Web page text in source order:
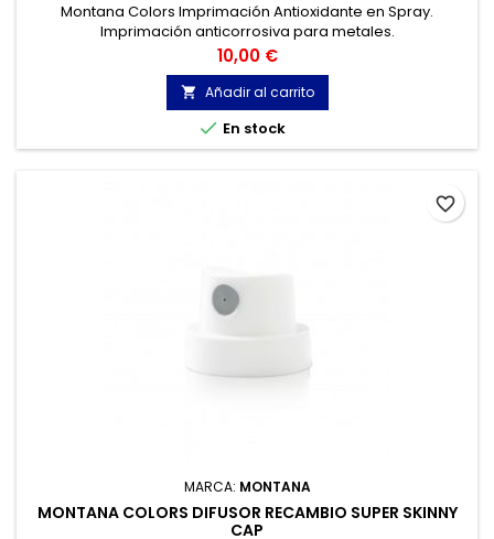
Montana Colors Imprimación Antioxidante en Spray.
Imprimación anticorrosiva para metales.
Precio
10,00 €
 Añadir al carrito
 En stock
MARCA: MONTANA
MONTANA COLORS DIFUSOR RECAMBIO SUPER SKINNY
CAP
favorite_border